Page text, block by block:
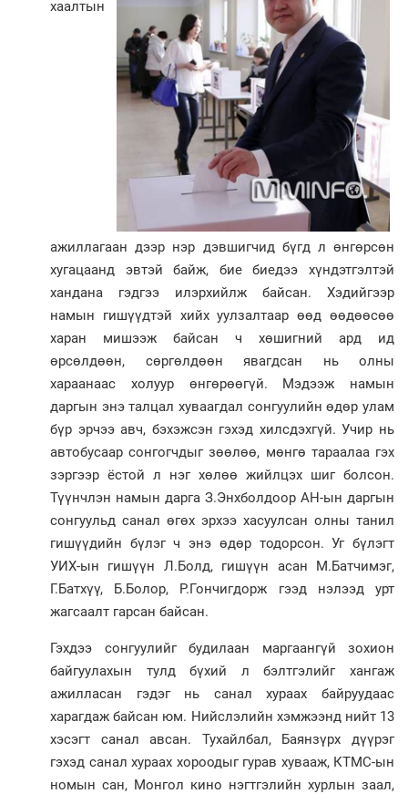
хаал­тын
ажиллагаан дээр нэр дэв­шиг­чид бүгд л өнгөрсөн
хугацаанд эвтэй байж, бие биедээ хүндэтгэлтэй
хандана гэдгээ илэрхийлж байсан. Хэдийгээр
намын гишүүдтэй хийх уулзалтаар өөд өөдөөсөө
харан мишээж байсан ч хөшигний ард ид
өрсөлдөөн, сөргөлдөөн явагдсан нь олны
хараанаас холуур өнгөрөөгүй. Мэдээж намын
даргын энэ талцал хуваагдал сонгуулийн өдөр улам
бүр эрчээ авч, бэхэжсэн гэхэд хилсдэхгүй. Учир нь
автобусаар сонгогчдыг зөөлөө, мөнгө тараалаа гэх
зэргээр ёстой л нэг хөлөө жийлцэх шиг болсон.
Түүнчлэн намын дарга З.Энхболдоор АН-ын даргын
сонгуульд санал өгөх эрхээ хасуулсан олны танил
гишүүдийн бүлэг ч энэ өдөр тодорсон. Уг бүлэгт
УИХ-ын гишүүн Л.Болд, гишүүн асан М.Батчимэг,
Г.Батхүү, Б.Болор, Р.Гончиг­дорж гээд нэлээд урт
жагсаалт гарсан байсан.
Гэхдээ сонгуулийг будилаан маргаангүй зохион
байгуулахын тулд бүхий л бэлтгэлийг хангаж
ажилласан гэдэг нь санал хураах байруудаас
харагдаж байсан юм. Нийслэлийн хэмжээнд нийт 13
хэсэгт санал авсан. Тухайлбал, Баянзүрх дүүрэг
гэхэд санал хураах хороодыг гурав хувааж, КТМС-ын
номын сан, Монгол кино нэгтгэлийн хурлын заал,